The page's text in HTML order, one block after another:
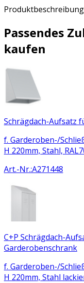
Produktbeschreibung
Passendes
kaufen
Schrägdach-Aufsatz
f. Garderoben-/
H 220mm, Stahl,
Art.-Nr.:A271448
C+P Schrägdach-
Garderobenschrank
f. Garderoben-/
H 220mm, Stahl